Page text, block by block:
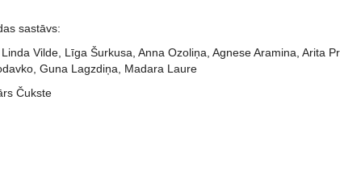
sastāvs:
Vilde, Līga Šurkusa, Anna Ozoliņa, Agnese Aramina, Arita
Guna Lagzdiņa, Madara Laure
Čukste